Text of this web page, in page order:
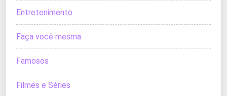
Entretenimento
Faça você mesma
Famosos
Filmes e Séries